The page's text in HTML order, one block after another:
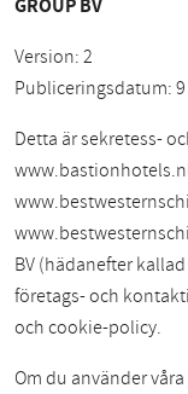
GROUP BV
Version: 2
Publiceringsdatum:
Detta är sekretess-
BV (hädanefter
företags- och
och cookie-policy.
Om du använder